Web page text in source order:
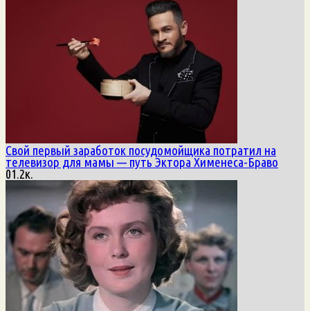
Свой первый заработок посудомойщика потратил на
телевизор для мамы — путь Эктора Хименеса-Браво
01.2к.